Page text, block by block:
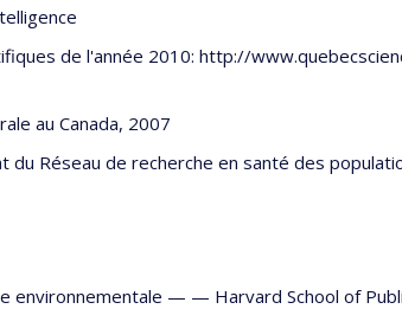
de l'année 2010: http://
au Canada, 2007
Réseau de recherche en santé des
environnementale — — Harvard School of